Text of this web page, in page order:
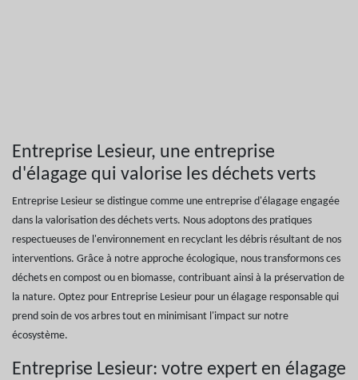
Entreprise Lesieur, une entreprise
d'élagage qui valorise les déchets verts
Entreprise Lesieur se distingue comme une entreprise d'élagage engagée
dans la valorisation des déchets verts. Nous adoptons des pratiques
respectueuses de l'environnement en recyclant les débris résultant de nos
interventions. Grâce à notre approche écologique, nous transformons ces
déchets en compost ou en biomasse, contribuant ainsi à la préservation de
la nature. Optez pour Entreprise Lesieur pour un élagage responsable qui
prend soin de vos arbres tout en minimisant l'impact sur notre
écosystème.
Entreprise Lesieur: votre expert en élagage